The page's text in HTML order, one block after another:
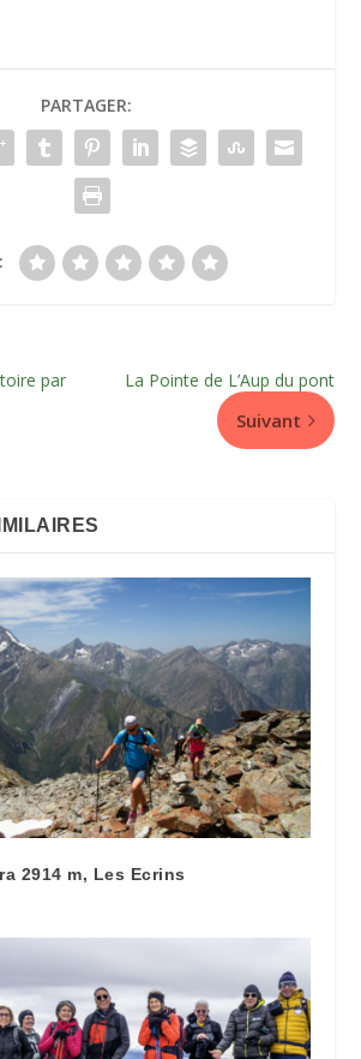
PARTAGER:
par
La Pointe de L’Aup du pont
Suivant
2914 m, Les Ecrins